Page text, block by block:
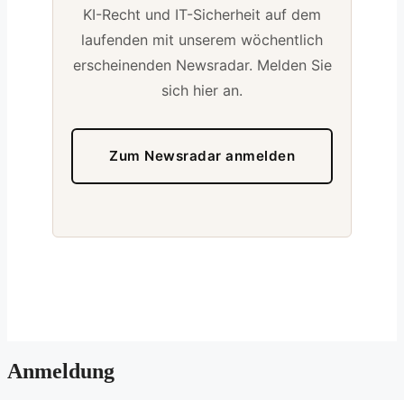
KI-Recht und IT-Sicherheit auf dem
laufenden mit unserem wöchentlich
erscheinenden Newsradar. Melden Sie
sich hier an.
Zum Newsradar anmelden
Anmeldung